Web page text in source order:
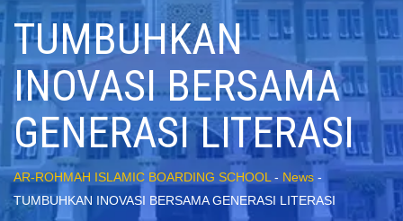
TUMBUHKAN
INOVASI BERSAMA
GENERASI LITERASI
AR-ROHMAH ISLAMIC BOARDING SCHOOL - News -
TUMBUHKAN INOVASI BERSAMA GENERASI LITERASI